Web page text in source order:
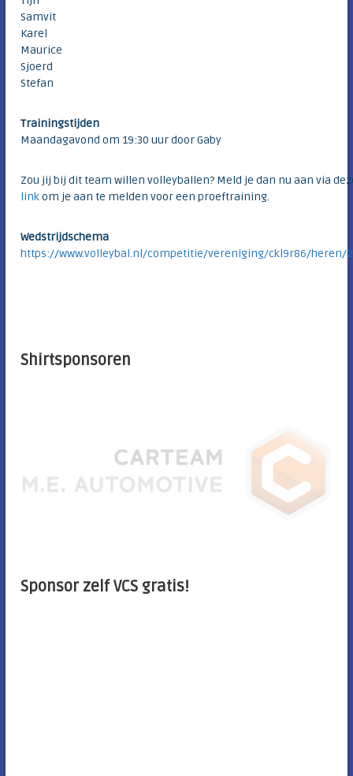
e
n
h
e
c
l
u
b
v
n
e
o
l
e
n
t
e
Samvit
Karel
Maurice
Sjoerd
Stefan
Trainingstijden
Maandagavond om 19:30 uur door Gaby
Zou jij bij dit team willen volleyballen? Meld je dan nu aan via
linkom je aan te melden voor een proeftraining.
Wedstrijdschema
https://www.volleybal.nl/competitie/vereniging/ckl9r86/heren/2
Shirtsponsoren
Sponsor zelf VCS gratis!